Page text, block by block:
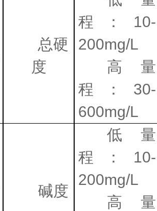
总硬
度
程： 10-
200mg/L
高量
程： 30-
600mg/L
碱度
低量
程： 10-
200mg/L
高量